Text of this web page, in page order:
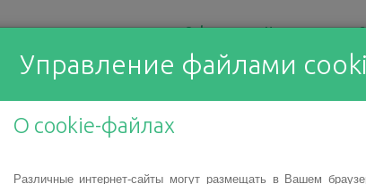
О фонде Что мы делаем?
Управление файлами
О cookie-файлах
Различные интернет-сайты могут размещать в Вашем